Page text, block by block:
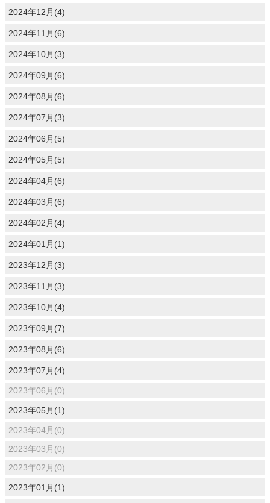
2024年12月(4)
2024年11月(6)
2024年10月(3)
2024年09月(6)
2024年08月(6)
2024年07月(3)
2024年06月(5)
2024年05月(5)
2024年04月(6)
2024年03月(6)
2024年02月(4)
2024年01月(1)
2023年12月(3)
2023年11月(3)
2023年10月(4)
2023年09月(7)
2023年08月(6)
2023年07月(4)
2023年06月(0)
2023年05月(1)
2023年04月(0)
2023年03月(0)
2023年02月(0)
2023年01月(1)